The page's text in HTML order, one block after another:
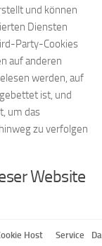
und können
Diensten
Party-Cookies
auf anderen
werden, auf
ist, und
um das
zu verfolgen
Website
Host Service